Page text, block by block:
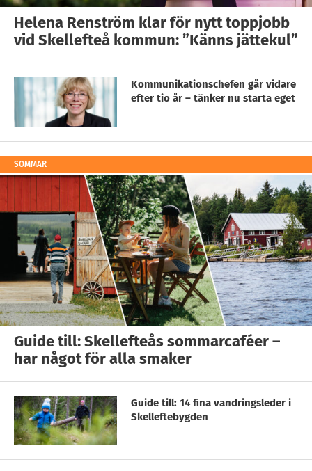
Helena Renström klar för nytt toppjobb
vid Skellefteå kommun: ”Känns jättekul”
Kommunikationschefen går vidare
efter tio år – tänker nu starta eget
SOMMAR
Guide till: Skellefteås sommarcaféer –
har något för alla smaker
Guide till: 14 fina vandringsleder i
Skelleftebygden